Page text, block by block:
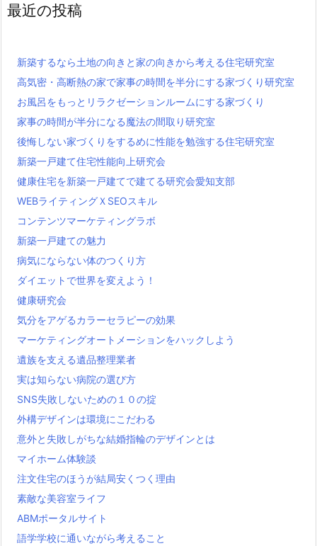
最近の投稿
新築するなら土地の向きと家の向きから考える住宅研究室
高気密・高断熱の家で家事の時間を半分にする家づくり研究室
お風呂をもっとリラクゼーションルームにする家づくり
家事の時間が半分になる魔法の間取り研究室
後悔しない家づくりをするめに性能を勉強する住宅研究室
新築一戸建て住宅性能向上研究会
健康住宅を新築一戸建てで建てる研究会愛知支部
WEBライティングＸSEOスキル
コンテンツマーケティングラボ
新築一戸建ての魅力
病気にならない体のつくり方
ダイエットで世界を変えよう！
健康研究会
気分をアゲるカラーセラピーの効果
マーケティングオートメーションをハックしよう
遺族を支える遺品整理業者
実は知らない病院の選び方
SNS失敗しないための１０の掟
外構デザインは環境にこだわる
意外と失敗しがちな結婚指輪のデザインとは
マイホーム体験談
注文住宅のほうが結局安くつく理由
素敵な美容室ライフ
ABMポータルサイト
語学学校に通いながら考えること